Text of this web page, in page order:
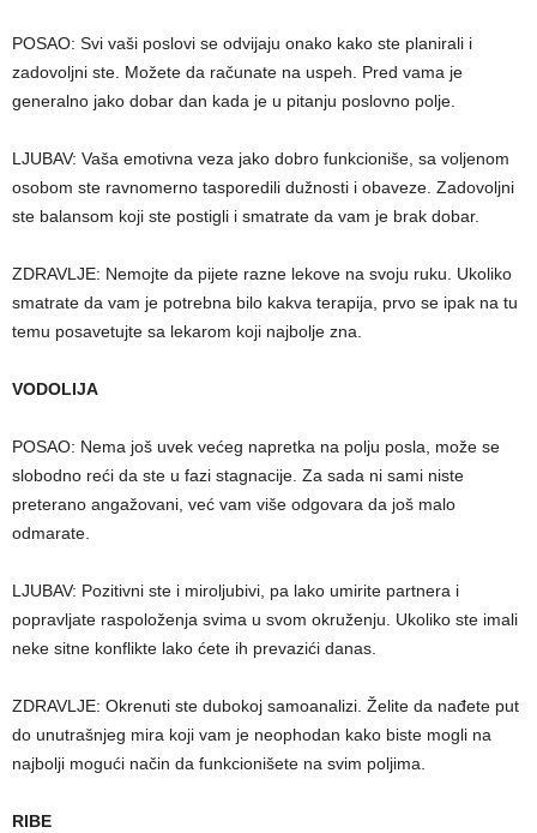
POSAO: Svi vaši poslovi se odvijaju onako kako ste planirali i
zadovoljni ste. Možete da računate na uspeh. Pred vama je
generalno jako dobar dan kada je u pitanju poslovno polje.
LJUBAV: Vaša emotivna veza jako dobro funkcioniše, sa voljenom
osobom ste ravnomerno tasporedili dužnosti i obaveze. Zadovoljni
ste balansom koji ste postigli i smatrate da vam je brak dobar.
ZDRAVLJE: Nemojte da pijete razne lekove na svoju ruku. Ukoliko
smatrate da vam je potrebna bilo kakva terapija, prvo se ipak na tu
temu posavetujte sa lekarom koji najbolje zna.
VODOLIJA
POSAO: Nema još uvek većeg napretka na polju posla, može se
slobodno reći da ste u fazi stagnacije. Za sada ni sami niste
preterano angažovani, već vam više odgovara da još malo
odmarate.
LJUBAV: Pozitivni ste i miroljubivi, pa lako umirite partnera i
popravljate raspoloženja svima u svom okruženju. Ukoliko ste imali
neke sitne konflikte lako ćete ih prevazići danas.
ZDRAVLJE: Okrenuti ste dubokoj samoanalizi. Želite da nađete put
do unutrašnjeg mira koji vam je neophodan kako biste mogli na
najbolji mogući način da funkcionišete na svim poljima.
RIBE